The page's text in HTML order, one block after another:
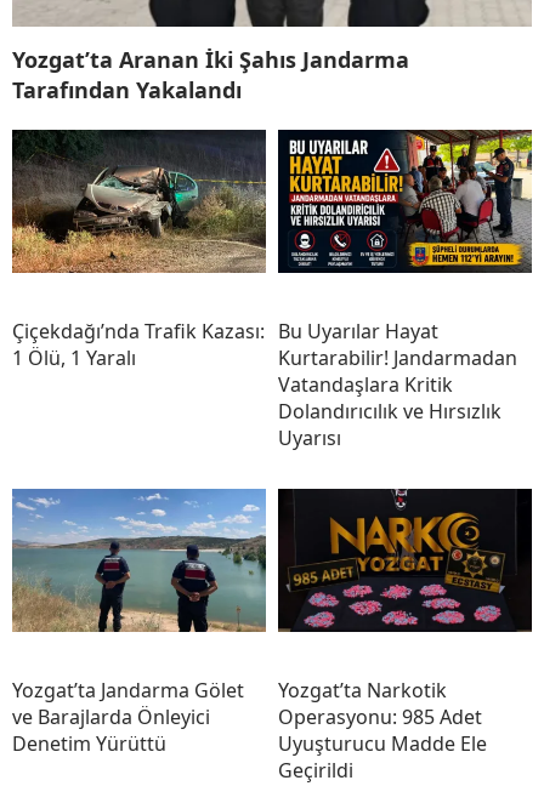
Yozgat’ta Aranan İki Şahıs Jandarma
Tarafından Yakalandı
Çiçekdağı’nda Trafik Kazası:
1 Ölü, 1 Yaralı
Bu Uyarılar Hayat
Kurtarabilir! Jandarmadan
Vatandaşlara Kritik
Dolandırıcılık ve Hırsızlık
Uyarısı
Yozgat’ta Jandarma Gölet
ve Barajlarda Önleyici
Denetim Yürüttü
Yozgat’ta Narkotik
Operasyonu: 985 Adet
Uyuşturucu Madde Ele
Geçirildi